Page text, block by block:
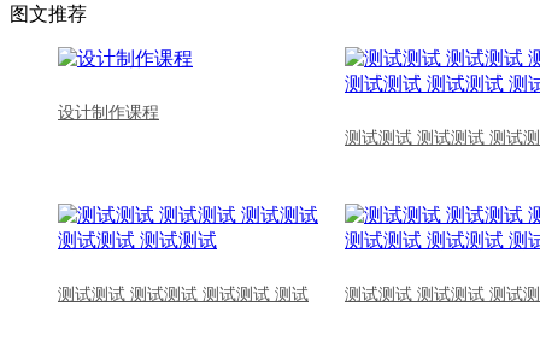
图文推荐
设计制作课程
测试测试 测试测试 测试
测试测试 测试测试 测试测试 测试 测试测试 测试测试 测试